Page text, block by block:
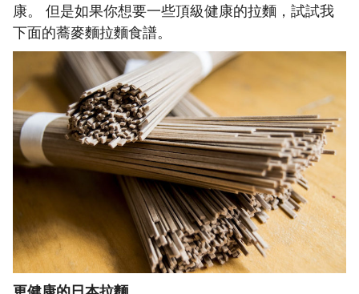
康。 但是如果你想要一些頂級健康的拉麵，試試我
下面的蕎麥麵拉麵食譜。